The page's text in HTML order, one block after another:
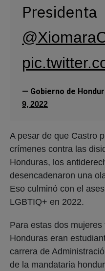
Presidenta
— Gobierno de
9, 2022
A pesar de que Castro
crímenes contra las
Honduras, los
desencadenaron una
Eso culminó con el
LGBTIQ+ en 2022.
Para estas dos
Honduras eran
carrera de
de la mandataria